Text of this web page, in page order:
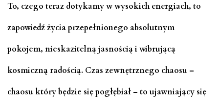
To, czego teraz dotykamy w wysokich energiach, to
zapowiedź życia przepełnionego absolutnym
pokojem, nieskazitelną jasnością i wibrującą
kosmiczną radością. Czas zewnętrznego chaosu –
chaosu który będzie się pogłębiał – to ujawniający się